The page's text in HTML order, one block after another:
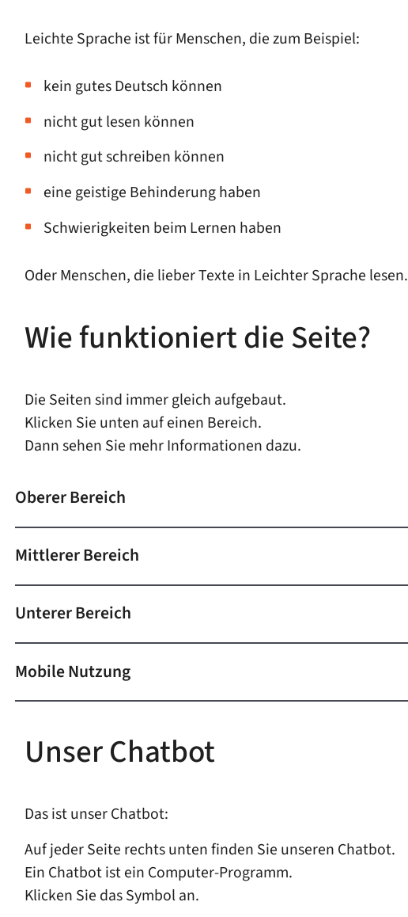
Leichte Sprache ist für Menschen, die zum Beispiel:
kein gutes Deutsch können
nicht gut lesen können
nicht gut schreiben können
eine geistige Behinderung haben
Schwierigkeiten beim Lernen haben
Oder Menschen, die lieber Texte in Leichter Sprache lesen.
Wie funktioniert die Seite?
Die Seiten sind immer gleich aufgebaut.
Klicken Sie unten auf einen Bereich.
Dann sehen Sie mehr Informationen dazu.
Oberer Bereich
Mittlerer Bereich
Unterer Bereich
Mobile Nutzung
Unser Chatbot
Das ist unser Chatbot:
Auf jeder Seite rechts unten finden Sie unseren Chatbot.
Ein Chatbot ist ein Computer-Programm.
Klicken Sie das Symbol an.